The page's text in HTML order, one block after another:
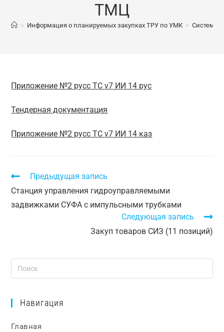
ТМЦ
> Информация о планируемых закупках ТРУ по УМК > Система
Приложение №2 русс ТС v7 ИИ 14 рус
Тендерная документация
Приложение №2 русс ТС v7 ИИ 14 каз
Предыдущая запись
Станция управления гидроуправляемыми
задвижками СУФА с импульсными трубками
Следующая запись
Закуп товаров СИЗ (11 позиций)
Навигация
Главная